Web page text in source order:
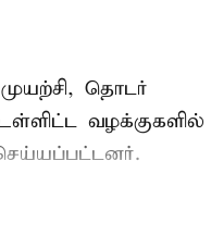
தொடர்
வழக்குகளில்